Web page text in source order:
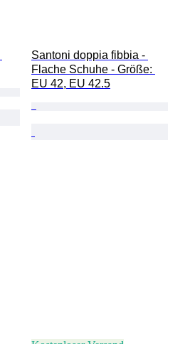
Santoni doppia fibbia -
Flache Schuhe - Größe:
EU 42, EU 42.5